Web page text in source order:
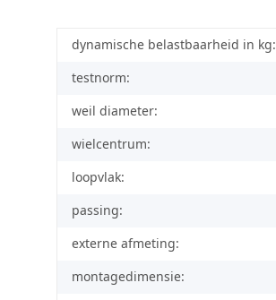
dynamische belastbaarheid in kg:
testnorm:
weil diameter:
wielcentrum:
loopvlak:
passing:
externe afmeting:
montagedimensie: